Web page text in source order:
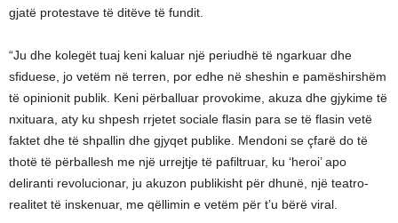
gjatë protestave të ditëve të fundit.
“Ju dhe kolegët tuaj keni kaluar një periudhë të ngarkuar dhe
sfiduese, jo vetëm në terren, por edhe në sheshin e pamëshirshëm
të opinionit publik. Keni përballuar provokime, akuza dhe gjykime të
nxituara, aty ku shpesh rrjetet sociale flasin para se të flasin vetë
faktet dhe të shpallin dhe gjyqet publike. Mendoni se çfarë do të
thotë të përballesh me një urrejtje të pafiltruar, ku ‘heroi’ apo
deliranti revolucionar, ju akuzon publikisht për dhunë, një teatro-
realitet të inskenuar, me qëllimin e vetëm për t’u bërë viral.